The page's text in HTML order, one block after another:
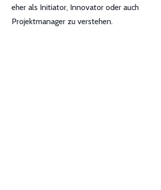
eher als Initiator, Innovator oder auch
Projektmanager zu verstehen.